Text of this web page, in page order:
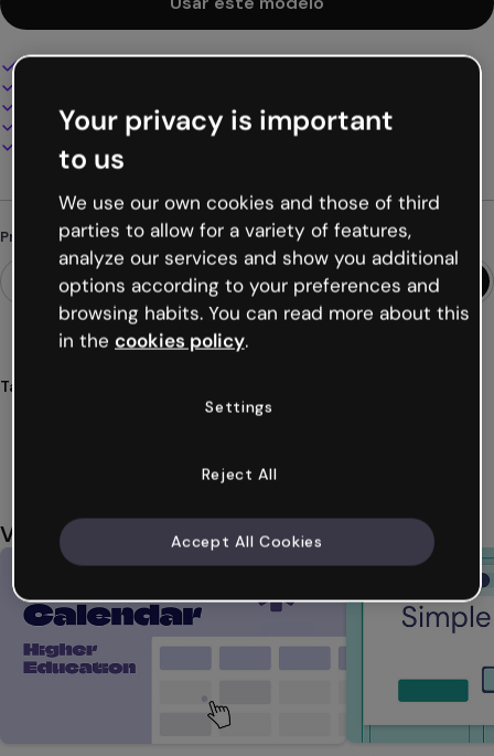
Design interativo e animado
Adicione áudio, vídeo e multimídia
Apresente, compartilhe ou publique online
Baixe em PDF, MP4 e outros formatos
Procurando algo diferente?
Tags
mobile celular
Você também pode gostar
Your privacy is important
to us
We use our own cookies and those of third
parties to allow for a variety of features,
analyze our services and show you additional
options according to your preferences and
browsing habits. You can read more about this
in the cookies policy.
Settings
Reject All
Accept All Cookies